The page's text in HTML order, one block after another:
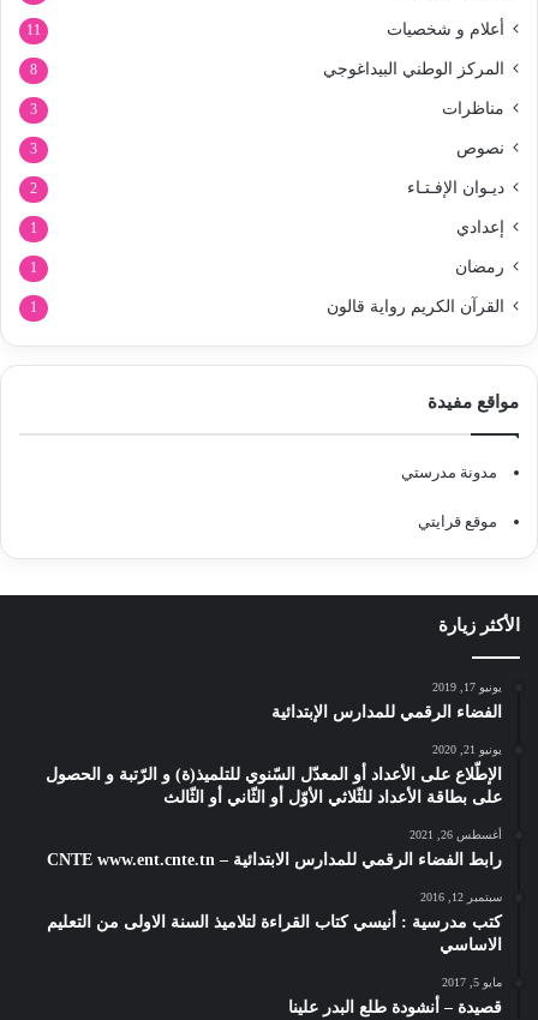
أعلام و شخصيات 11
المركز الوطني البيداغوجي 8
مناظرات 3
نصوص 3
ديـوان الإفـتـاء 2
إعدادي 1
رمضان 1
القرآن الكريم رواية قالون 1
مواقع مفيدة
مدونة مدرستي
موقع قرايتي
الأكثر زيارة
يونيو 17, 2019
الفضاء الرقمي للمدارس الإبتدائية
يونيو 21, 2020
الإطّلاع على الأعداد أو المعدّل السّنوي للتلميذ(ة) و الرّتبة و الحصول
على بطاقة الأعداد للثّلاثي الأوّل أو الثّاني أو الثّالث
أغسطس 26, 2021
رابط الفضاء الرقمي للمدارس الابتدائية – CNTE www.ent.cnte.tn
سبتمبر 12, 2016
كتب مدرسية : أنيسي كتاب القراءة لتلاميذ السنة الاولى من التعليم
الاساسي
مايو 5, 2017
قصيدة – أنشودة طلع البدر علينا